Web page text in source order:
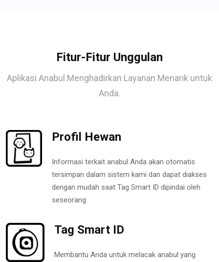
Fitur-Fitur Unggulan
Aplikasi Anabul Menghadirkan Layanan Menarik untuk
Anda.
Profil Hewan
Informasi terkait anabul Anda akan otomatis
tersimpan dalam sistem kami dan dapat diakses
dengan mudah saat Tag Smart ID dipindai oleh
seseorang.
Tag Smart ID
Membantu Anda untuk melacak anabul yang